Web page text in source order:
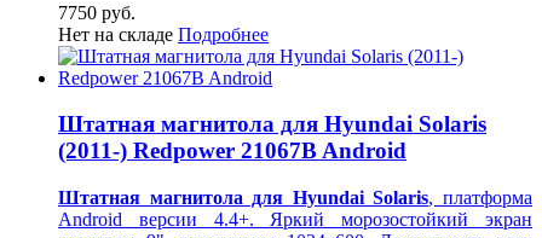
7750 руб.
Нет на складе Подробнее
Штатная магнитола для Hyundai Solaris
(2011-) Redpower 21067B Android
Штатная магнитола для Hyundai Solaris, платформа
Android версии 4.4+. Яркий морозостойкий экран